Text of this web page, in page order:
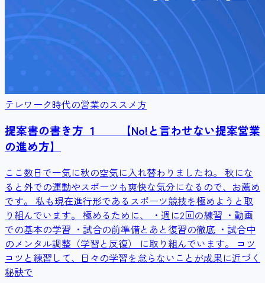
テレワーク時代の営業のススメ方
提案書の書き方 １ 【No!と言わせない提案営業
の進め方】
ここ数日で一気に秋の空気に入れ替わりましたね。 秋にな
ると外での運動やスポーツも爽快な気分になるので、お薦め
です。 私も現在進行形であるスポーツ競技を極めようと取
り組んでいます。 極めるために、 ・週に2回の練習 ・動画
での基本の学習 ・試合の前準備とあと復習の徹底 ・試合中
のメンタル調整（学習と反復） に取り組んでいます。 コツ
コツと練習して、日々の学習を怠らないことが成果に近づく
秘訣で